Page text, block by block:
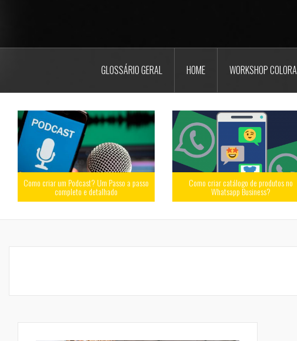
GLOSSÁRIO GERAL HOME WORKSHOP
Como criar um Podcast? Um Passo a passo
completo e detalhado
Como criar catálogo de produtos no
Whatsapp Business?